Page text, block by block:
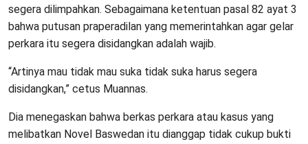
segera dilimpahkan. Sebagaimana ketentuan pasal 82 ayat 3
bahwa putusan praperadilan yang memerintahkan agar gelar
perkara itu segera disidangkan adalah wajib.
“Artinya mau tidak mau suka tidak suka harus segera
disidangkan,” cetus Muannas.
Dia menegaskan bahwa berkas perkara atau kasus yang
melibatkan Novel Baswedan itu dianggap tidak cukup bukti